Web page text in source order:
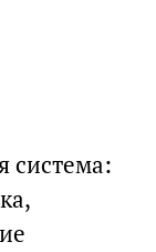
система: